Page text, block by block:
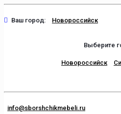
Ваш город: Новороссийск
Выберите
Новороссийск
info@sborshchikmebeli.ru